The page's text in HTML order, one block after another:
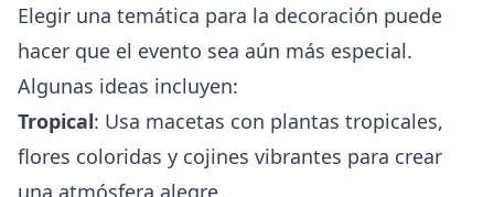
Elegir una temática para la decoración puede
hacer que el evento sea aún más especial.
Algunas ideas incluyen:
Tropical: Usa macetas con plantas tropicales,
flores coloridas y cojines vibrantes para crear
una atmósfera alegre.